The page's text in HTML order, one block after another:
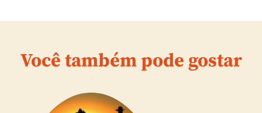
Você também pode gostar